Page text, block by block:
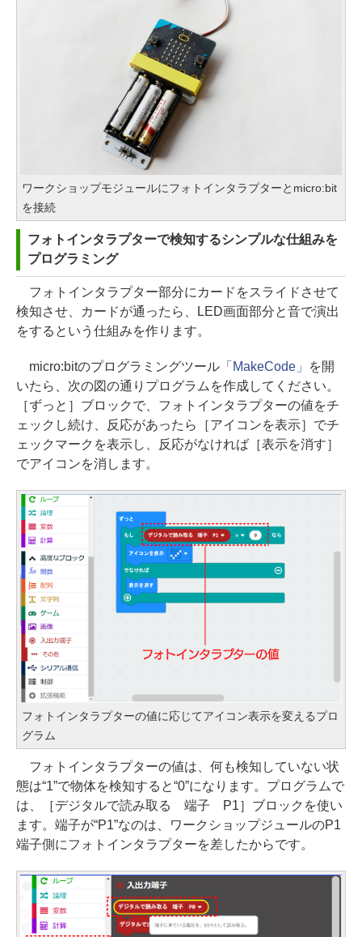
ワークショップモジュールにフォトインタラプターとmicro:bit
を接続
フォトインタラプターで検知するシンプルな仕組みを
プログラミング
フォトインタラプター部分にカードをスライドさせて
検知させ、カードが通ったら、LED画面部分と音で演出
をするという仕組みを作ります。
micro:bitのプログラミングツール「MakeCode」
を開
いたら、次の図の通りプログラムを作成してください。
［ずっと］ブロックで、フォトインタラプターの値をチ
ェックし続け、反応があったら［アイコンを表示］でチ
ェックマークを表示し、反応がなければ［表示を消す］
でアイコンを消します。
フォトインタラプターの値に応じてアイコン表示を変えるプロ
グラム
フォトインタラプターの値は、何も検知していない状
態は“1”で物体を検知すると“0”になります。プログラムで
は、［デジタルで読み取る 端子 P1］ブロックを使い
ます。端子が“P1”なのは、ワークショップジュールのP1
端子側にフォトインタラプターを差したからです。